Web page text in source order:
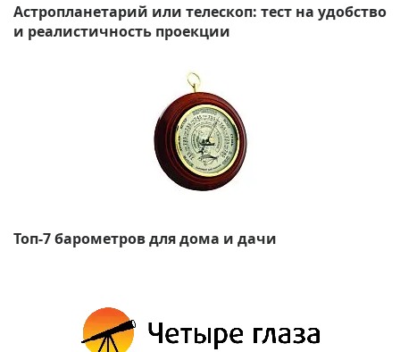
Астропланетарий или телескоп: тест на удобство
и реалистичность проекции
Топ-7 барометров для дома и дачи